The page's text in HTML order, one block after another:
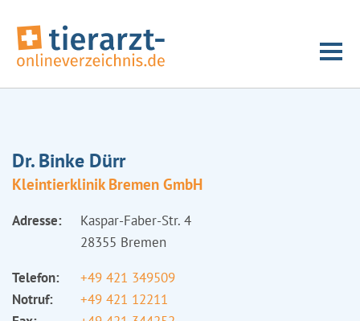
Dr. Binke Dürr
Kleintierklinik Bremen GmbH
Adresse:
Kaspar-Faber-Str. 4
28355 Bremen
Telefon:
+49 421 349509
Notruf:
+49 421 12211